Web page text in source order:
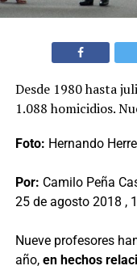
Desde 1980 hasta
1.088 homicidios.
Foto: Hernando
Por: Camilo Peña
25 de agosto 2018 ,
Nueve profesores
año, en hechos